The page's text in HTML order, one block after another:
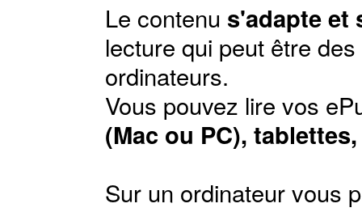
Le contenu s'adapte et
lecture qui peut être
ordinateurs.
Vous pouvez lire vos
(Mac ou PC),
Sur un ordinateur vous